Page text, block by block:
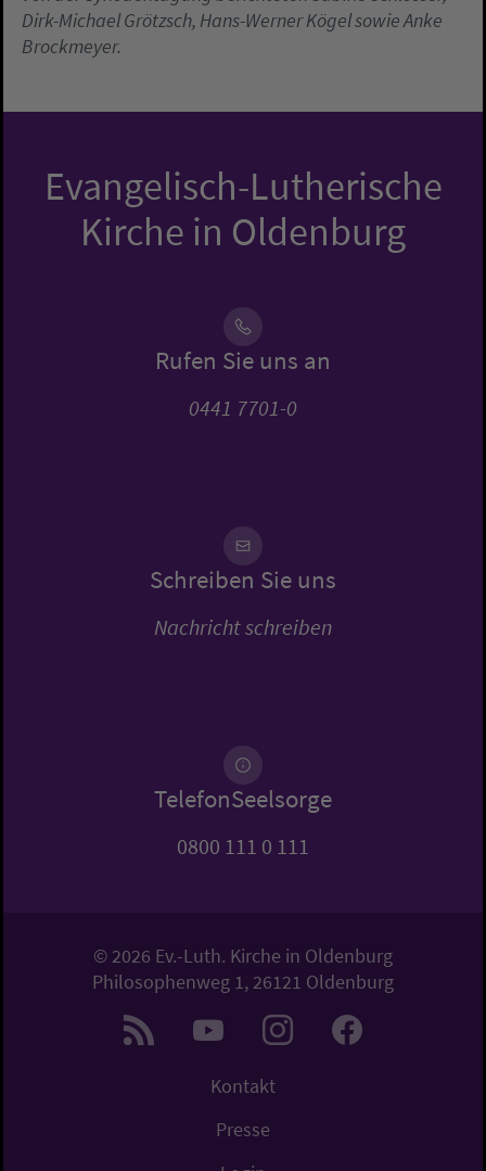
Dirk-Michael Grötzsch, Hans-Werner Kögel sowie Anke
Brockmeyer.
Evangelisch-Lutherische
Kirche in Oldenburg
Rufen Sie uns an
0441 7701-0
Schreiben Sie uns
Nachricht schreiben
TelefonSeelsorge
0800 111 0 111
© 2026 Ev.-Luth. Kirche in Oldenburg
Philosophenweg 1, 26121 Oldenburg
Kontakt
Presse